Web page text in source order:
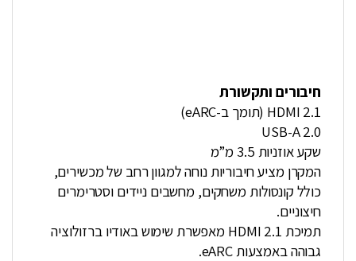
חיבורים ותקשורת
HDMI 2.1 (תומך ב-eARC)
USB-A 2.0
שקע אוזניות 3.5 מ”מ
המקרן מציע חיבוריות נוחה למגוון רחב של מכשירים,
כולל קונסולות משחקים, מחשבים ניידים וסטרימרים
חיצוניים.
תמיכת HDMI 2.1 מאפשרת שימוש באודיו ברזולוציה
גבוהה באמצעות eARC.